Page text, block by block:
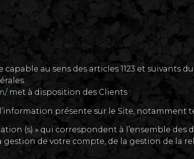
au sens des articles 1123 et suivants
met à disposition des Clients :
présente sur le Site, notamment
(s) » qui correspondent à l’ensemble des
gestion de votre compte, de la gestion de la